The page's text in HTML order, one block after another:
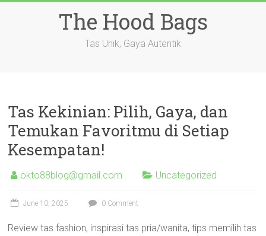
The Hood Bags
Tas Unik, Gaya Autentik
Tas Kekinian: Pilih, Gaya, dan
Temukan Favoritmu di Setiap
Kesempatan!
okto88blog@gmail.com Uncategorized
June 10, 2025 0 Comment
Review tas fashion, inspirasi tas pria/wanita, tips memilih tas